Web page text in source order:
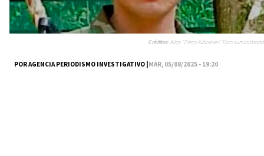
POR AGENCIA PERIODISMO INVESTIGATIVO |MAR, 05/08/2025 - 19:20
Créditos:Alias "Zarco Aldinever". Foto suministrada